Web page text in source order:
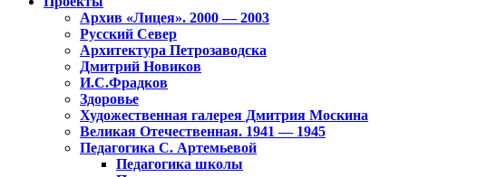
Архив «Лицея». 2000 — 2003
Русский Север
Архитектура Петрозаводска
Дмитрий Новиков
И.С.Фрадков
Здоровье
Художественная галерея Дмитрия Москина
Великая Отечественная. 1941 — 1945
Педагогика С. Артемьевой
Педагогика школы